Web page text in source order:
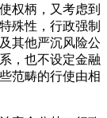
权柄，又考虑到
殊性，行政强制
其他严沉风险公
，也不设定金融
范畴的行使由相